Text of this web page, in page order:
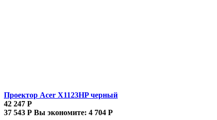
Проектор Acer X1123HP черный
42 247 Р
37 543 Р Вы экономите: 4 704 Р